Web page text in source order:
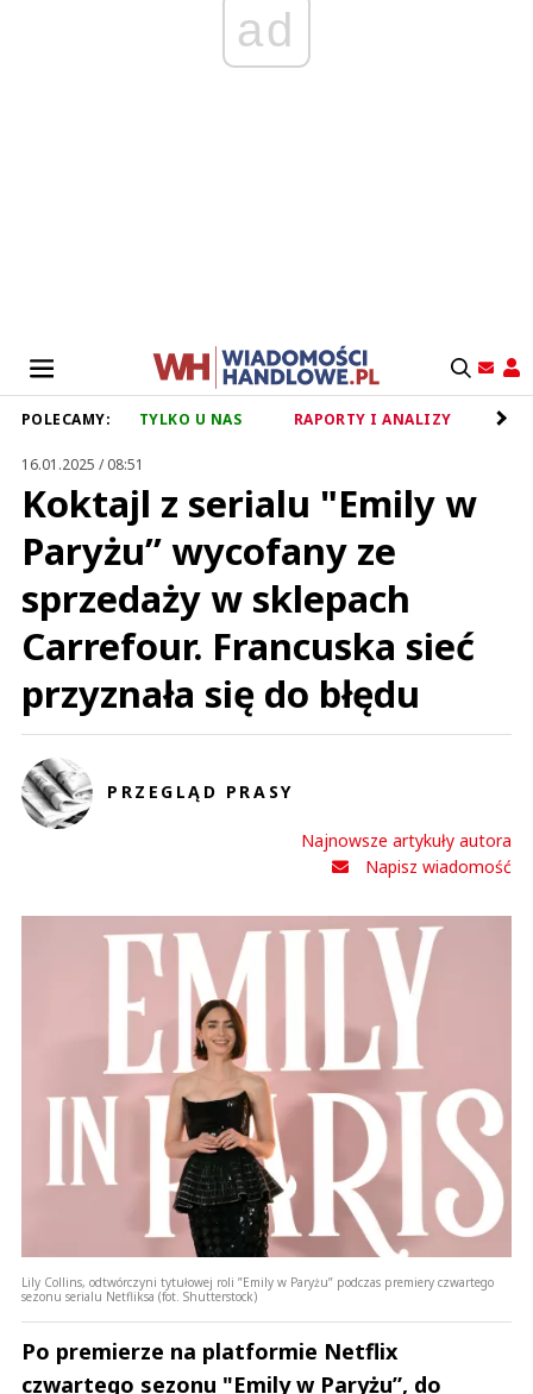
ad
POLECAMY: TYLKO U NAS RAPORTY I ANALIZY
16.01.2025 / 08:51
Koktajl z serialu "Emily w
Paryżu” wycofany ze
sprzedaży w sklepach
Carrefour. Francuska sieć
przyznała się do błędu
PRZEGLĄD PRASY
Najnowsze artykuły autora
Napisz wiadomość
Lily Collins, odtwórczyni tytułowej roli ”Emily w Paryżu” podczas premiery czwartego
sezonu serialu Netfliksa (fot. Shutterstock)
Po premierze na platformie Netflix
czwartego sezonu "Emily w Paryżu”, do